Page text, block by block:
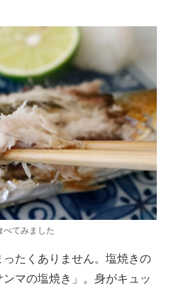
べてみました
たくありません。塩焼きの
マの塩焼き」。身がキュッ